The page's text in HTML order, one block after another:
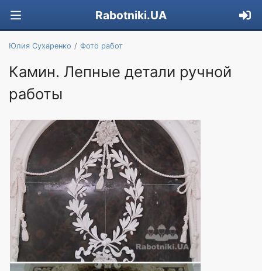
Rabotniki.UA
Юлия Сухаренко Фото работ
Камин. Лепные детали ручной
работы